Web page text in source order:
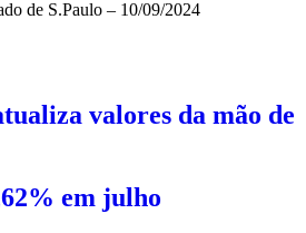
de S.Paulo – 10/09/2024
valores da mão de
em julho